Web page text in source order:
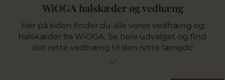
WiOGA halskæder og vedhæng
Her på siden finder du alle vores vedhæng og
halskæder fra WiOGA. Se hele udvalget og find
det rette vedhæng til den rette længde
halskæde her på siden.